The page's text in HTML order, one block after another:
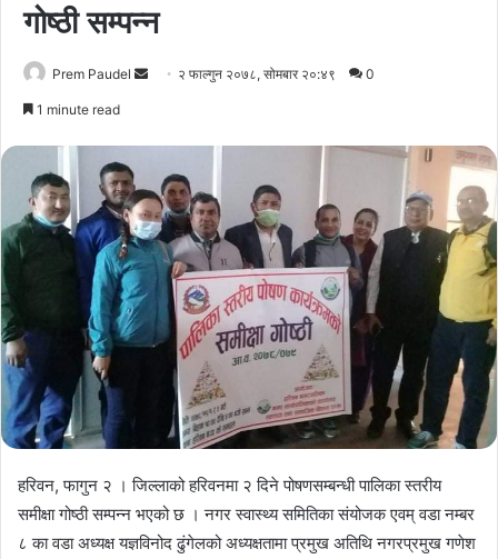
गोष्ठी सम्पन्न
Prem Paudel
Send २ फाल्गुन २०७८, सोमबार २०:४९ 0
1 minute read
हरिवन, फागुन २ । जिल्लाको हरिवनमा २ दिने पोषणसम्बन्धी पालिका स्तरीय
समीक्षा गोष्ठी सम्पन्न भएको छ । नगर स्वास्थ्य समितिका संयोजक एवम् वडा नम्बर
८ का वडा अध्यक्ष यज्ञविनोद ढुंगेलको अध्यक्षतामा प्रमुख अतिथि नगरप्रमुख गणेश